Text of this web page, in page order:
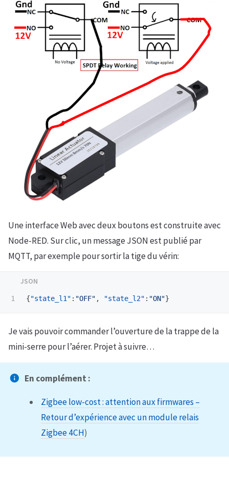
Une interface Web avec deux boutons est construite avec
Node-RED. Sur clic, un message JSON est publié par
MQTT, par exemple pour sortir la tige du vérin:
{"state_l1" : "OFF" , "state_l2" : "ON"}
Je vais pouvoir commander l’ouverture de la trappe de la
mini-serre pour l’aérer. Projet à suivre…
En complément :
Zigbee low-cost : attention aux firmwares –
Retour d’expérience avec un module relais
Zigbee 4CH)